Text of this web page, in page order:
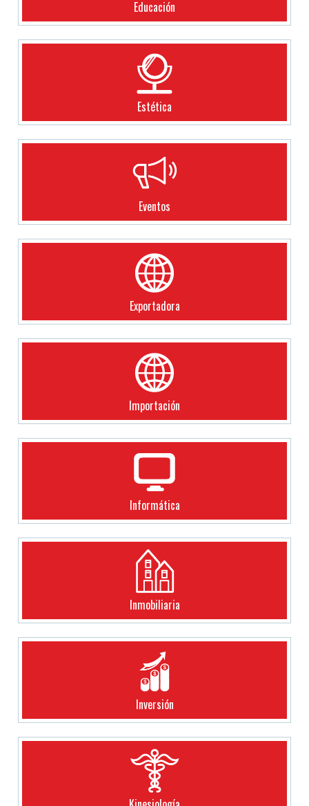
Educación
Estética
Eventos
Exportadora
Importación
Informática
Inmobiliaria
Inversión